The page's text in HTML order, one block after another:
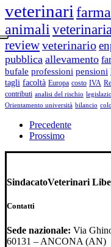
veterinari
animali veterinaria
reviewveterinario
pubblica allevamento
bufale professioni pensioni
tagli facoltà Europa costo IVA
contributi analisi del rischio
Orientamento università bilancio
Precedente
Prossimo
SindacatoVeterinari
Contatti
Sede nazionale: Via
60131 – ANCONA (AN)